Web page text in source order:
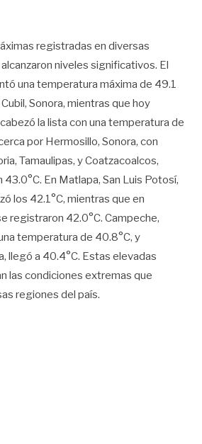
registradas en diversas
niveles significativos. El
una temperatura máxima de 49.1
Sonora, mientras que hoy
la lista con una temperatura de
por Hermosillo, Sonora, con
Tamaulipas, y Coatzacoalcos,
En Matlapa, San Luis Potosí,
los 42.1°C, mientras que en
registraron 42.0°C. Campeche,
temperatura de 40.8°C, y
llegó a 40.4°C. Estas elevadas
las condiciones extremas que
regiones del país.